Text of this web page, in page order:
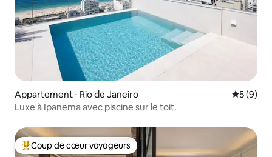
Appartement ⋅ Rio de Janeiro
5 (9)
Luxe à Ipanema avec piscine sur le toit.
Coups de cœur voyageurs les plus appréciés
Coup de cœur voyageurs